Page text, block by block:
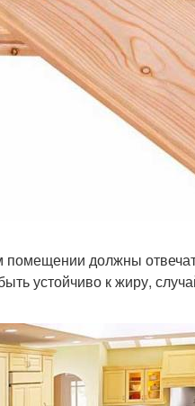
должны
устойчиво к жиру,